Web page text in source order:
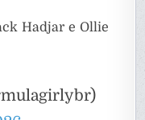
Hadjar e Ollie